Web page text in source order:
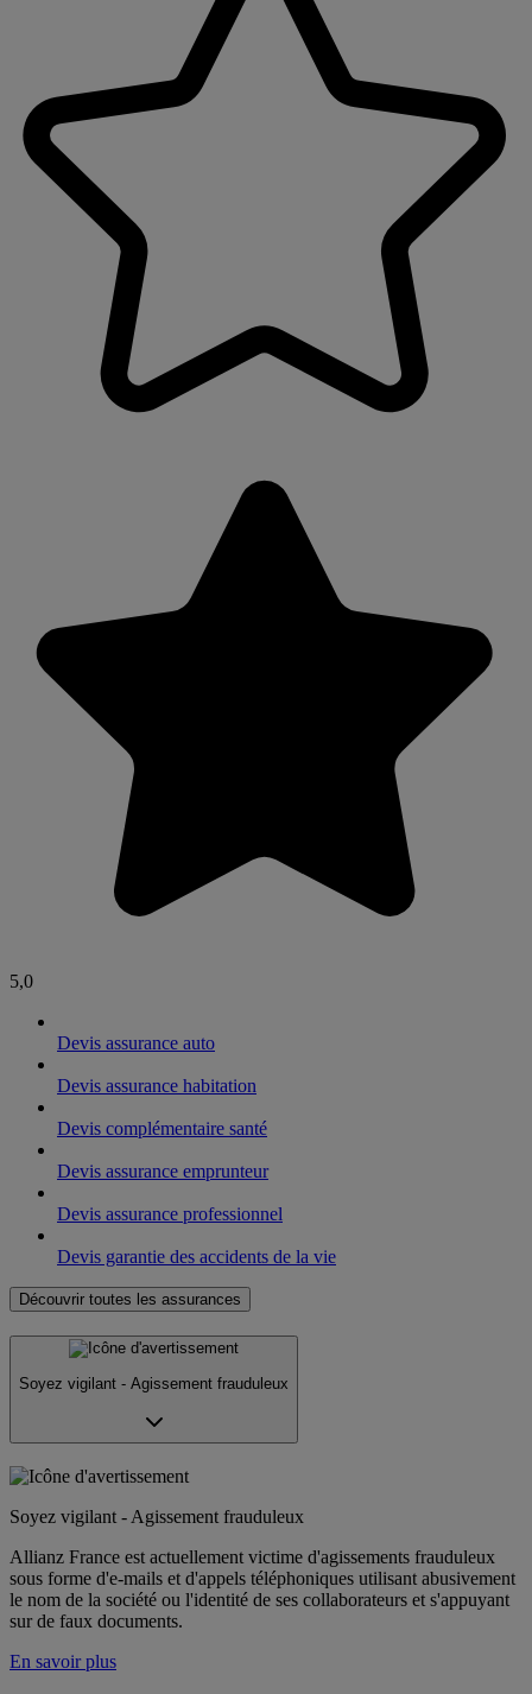
5,0
Devis assurance auto
Devis assurance habitation
Devis complémentaire santé
Devis assurance emprunteur
Devis assurance professionnel
Devis garantie des accidents de la vie
Découvrir toutes les assurances
Soyez vigilant - Agissement frauduleux
Soyez vigilant - Agissement frauduleux
Allianz France est actuellement victime d'agissements frauduleux
sous forme d'e-mails et d'appels téléphoniques utilisant abusivement
le nom de la société ou l'identité de ses collaborateurs et s'appuyant
sur de faux documents.
En savoir plus